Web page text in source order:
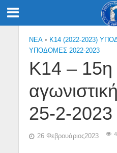
NEA • Κ14 (2022-2023)
ΥΠΟΔΟΜΕΣ 2022-2023
Κ14 – 15η
25-2-2023
26 Φεβρουάριος2023